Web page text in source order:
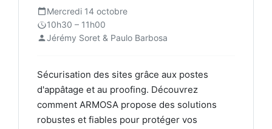
Mercredi 14 octobre
10h30 – 11h00
Jérémy Soret & Paulo Barbosa
Sécurisation des sites grâce aux postes
d'appâtage et au proofing. Découvrez
comment ARMOSA propose des solutions
robustes et fiables pour protéger vos